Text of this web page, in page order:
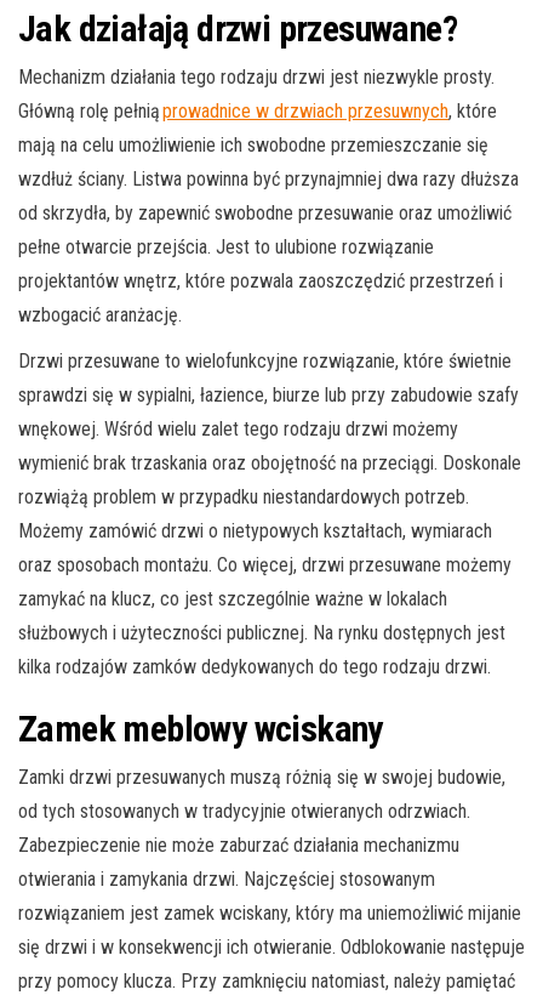
Jak działają drzwi przesuwane?
Mechanizm działania tego rodzaju drzwi jest niezwykle prosty.
Główną rolę pełniąprowadnice w drzwiach przesuwnych, które
mają na celu umożliwienie ich swobodne przemieszczanie się
wzdłuż ściany. Listwa powinna być przynajmniej dwa razy dłuższa
od skrzydła, by zapewnić swobodne przesuwanie oraz umożliwić
pełne otwarcie przejścia. Jest to ulubione rozwiązanie
projektantów wnętrz, które pozwala zaoszczędzić przestrzeń i
wzbogacić aranżację.
Drzwi przesuwane to wielofunkcyjne rozwiązanie, które świetnie
sprawdzi się w sypialni, łazience, biurze lub przy zabudowie szafy
wnękowej. Wśród wielu zalet tego rodzaju drzwi możemy
wymienić brak trzaskania oraz obojętność na przeciągi. Doskonale
rozwiążą problem w przypadku niestandardowych potrzeb.
Możemy zamówić drzwi o nietypowych kształtach, wymiarach
oraz sposobach montażu. Co więcej, drzwi przesuwane możemy
zamykać na klucz, co jest szczególnie ważne w lokalach
służbowych i użyteczności publicznej. Na rynku dostępnych jest
kilka rodzajów zamków dedykowanych do tego rodzaju drzwi.
Zamek meblowy wciskany
Zamki drzwi przesuwanych muszą różnią się w swojej budowie,
od tych stosowanych w tradycyjnie otwieranych odrzwiach.
Zabezpieczenie nie może zaburzać działania mechanizmu
otwierania i zamykania drzwi. Najczęściej stosowanym
rozwiązaniem jest zamek wciskany, który ma uniemożliwić mijanie
się drzwi i w konsekwencji ich otwieranie. Odblokowanie następuje
przy pomocy klucza. Przy zamknięciu natomiast, należy pamiętać